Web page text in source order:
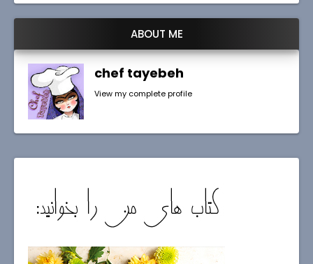
ABOUT ME
chef tayebeh
View my complete profile